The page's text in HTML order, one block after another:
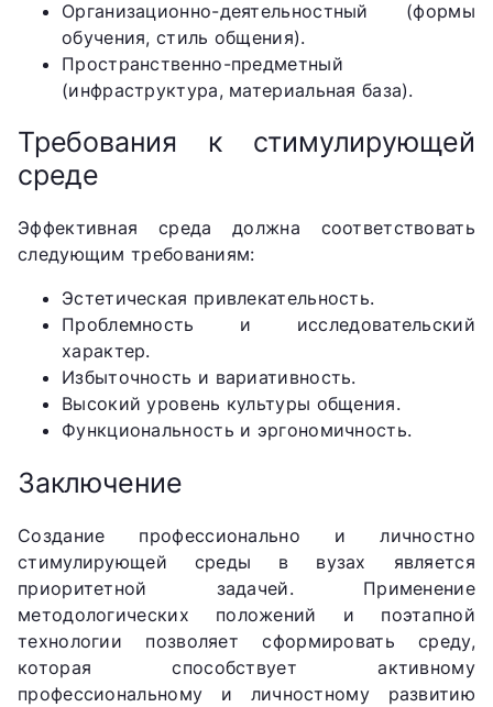
Организационно-деятельностный (формы
обучения, стиль общения).
Пространственно-предметный
(инфраструктура, материальная база).
Требования к стимулирующей
среде
Эффективная среда должна соответствовать
следующим требованиям:
Эстетическая привлекательность.
Проблемность и исследовательский
характер.
Избыточность и вариативность.
Высокий уровень культуры общения.
Функциональность и эргономичность.
Заключение
Создание профессионально и личностно
стимулирующей среды в вузах является
приоритетной задачей. Применение
методологических положений и поэтапной
технологии позволяет сформировать среду,
которая способствует активному
профессиональному и личностному развитию